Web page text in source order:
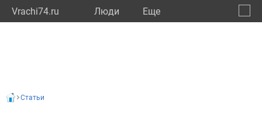
Vrachi74.ru Люди Eще
Статьи